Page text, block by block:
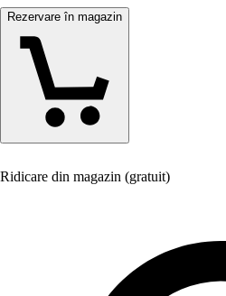
Rezervare în magazin
Ridicare din magazin (gratuit)